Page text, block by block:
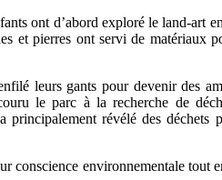
ont d’abord exploré le land-art
et pierres ont servi de matériaux
leurs gants pour devenir des
le parc à la recherche de
principalement révélé des déchets
conscience environnementale tout